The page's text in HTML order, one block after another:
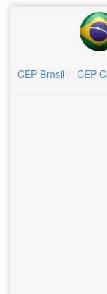
CEP Brasil CEP